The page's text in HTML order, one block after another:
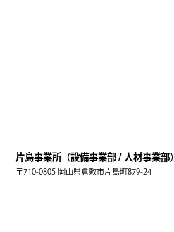
片島事業所（設備事業部 / 人材事業部）
〒710-0805 岡山県倉敷市片島町879-24